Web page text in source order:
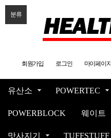
분류
회원가입 로그인 마이페이지
유산소 POWERTEC
POWERBLOCK 웨이트
맛사지기 TUFFSTUFF